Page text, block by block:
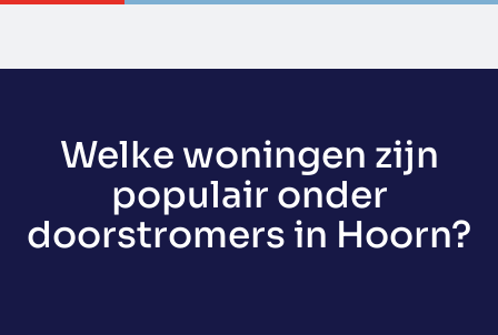
Welke woningen zijn
populair onder
doorstromers in Hoorn?